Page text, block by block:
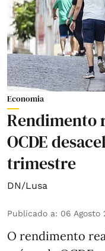
Economia
Rendimento
OCDE
trimestre
DN/Lusa
Publicado a: 06 Agosto
O rendimento